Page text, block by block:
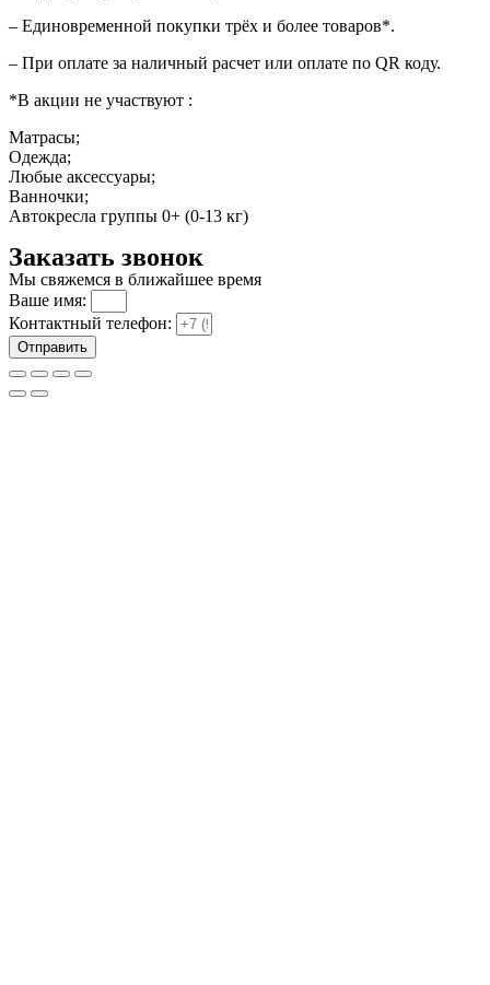
– Единовременной покупки трёх и более товаров*.
– При оплате за наличный расчет или оплате по QR коду.
*В акции не участвуют :
Матрасы;
Одежда;
Любые аксессуары;
Ванночки;
Автокресла группы 0+ (0-13 кг)
Заказать звонок
Мы свяжемся в ближайшее время
Ваше имя:
Контактный телефон:
Отправить